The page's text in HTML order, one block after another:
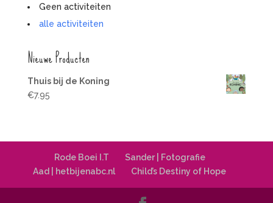
Geen activiteiten
alle activiteiten
Nieuwe Producten
Thuis bij de Koning
€7.95
Rode Boei I.T
Sander | Fotografie
Aad | hetbijenabc.nl
Child’s Destiny of Hope